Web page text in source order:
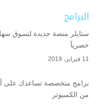
البرامج
ستايلر منصة جديدة لتسوق
حصرياََ
11 فبراير، 2019
برامج متخصصة تساعدك على
من الكمبيوتر